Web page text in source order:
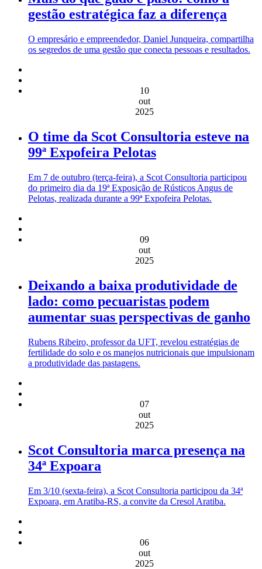
gestão estratégica faz a diferença
O empresário e empreendedor, Daniel Junqueira, compartilha
os segredos de uma gestão que conecta pessoas e resultados.
10
out
2025
O time da Scot Consultoria esteve na
99ª Expofeira Pelotas
Em 7 de outubro (terça-feira), a Scot Consultoria participou
do primeiro dia da 19ª Exposição de Rústicos Angus de
Pelotas, realizada durante a 99ª Expofeira Pelotas.
09
out
2025
Deixando a baixa produtividade de
lado: como pecuaristas podem
aumentar suas perspectivas de ganho
Rubens Ribeiro, professor da UFT, revelou estratégias de
fertilidade do solo e os manejos nutricionais que impulsionam
a produtividade das pastagens.
07
out
2025
Scot Consultoria marca presença na
34ª Expoara
Em 3/10 (sexta-feira), a Scot Consultoria participou da 34ª
Expoara, em Aratiba-RS, a convite da Cresol Aratiba.
06
out
2025